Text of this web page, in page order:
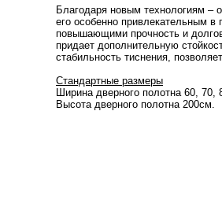
Благодаря новым технологиям –
его особенно привлекательным
повышающими прочность и
придает дополнительную
стабильность тиснения,
Стандартные размеры
Ширина дверного полотна 60, 70,
Высота дверного полотна 200см.